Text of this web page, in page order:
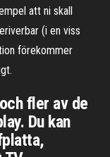
att ni skall
(i en viss
förekommer
fler av de
Du kan